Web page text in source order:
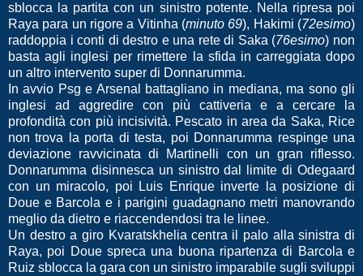
sblocca la partita con un sinistro potente. Nella ripresa poi
Raya para un rigore a Vitinha (minuto 69), Hakimi (72esimo)
raddoppia i conti di destro e una rete di Saka (76esimo) non
basta agli inglesi per rimettere la sfida in carreggiata dopo
un altro intervento super di Donnarumma.
In avvio Psg e Arsenal battagliano in mediana, ma sono gli
inglesi ad aggredire con più cattiveria e a cercare la
profondità con più incisività. Pescato in area da Saka, Rice
non trova la porta di testa, poi Donnarumma respinge una
deviazione ravvicinata di Martinelli con un gran riflesso.
Donnarumma disinnesca un sinistro dal limite di Odegaard
con un miracolo, poi Luis Enrique inverte la posizione di
Doue e Barcola e i parigini guadagnano metri manovrando
meglio da dietro e riaccendendosi tra le linee.
Un destro a giro Kvaratskhelia centra il palo alla sinistra di
Raya, poi Doue spreca una buona ripartenza di Barcola e
Ruiz sblocca la gara con un sinistro imparabile sugli sviluppi